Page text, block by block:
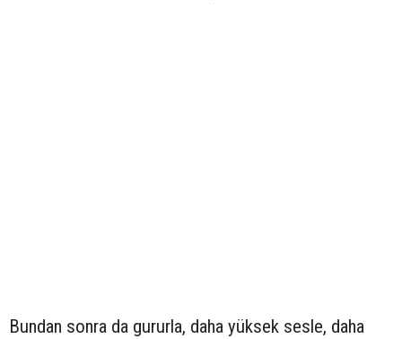
Bundan sonra da gururla, daha yüksek sesle, daha